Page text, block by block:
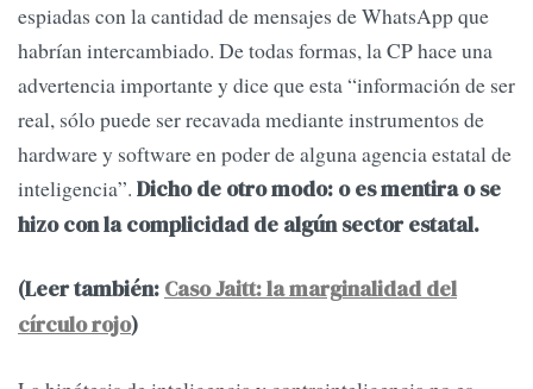
espiadas con la cantidad de mensajes de WhatsApp que
habrían intercambiado. De todas formas, la CP hace una
advertencia importante y dice que esta “información de ser
real, sólo puede ser recavada mediante instrumentos de
hardware y software en poder de alguna agencia estatal de
inteligencia”. Dicho de otro modo: o es mentira o se
hizo con la complicidad de algún sector estatal.
(Leer también: Caso Jaitt: la marginalidad del
círculo rojo)